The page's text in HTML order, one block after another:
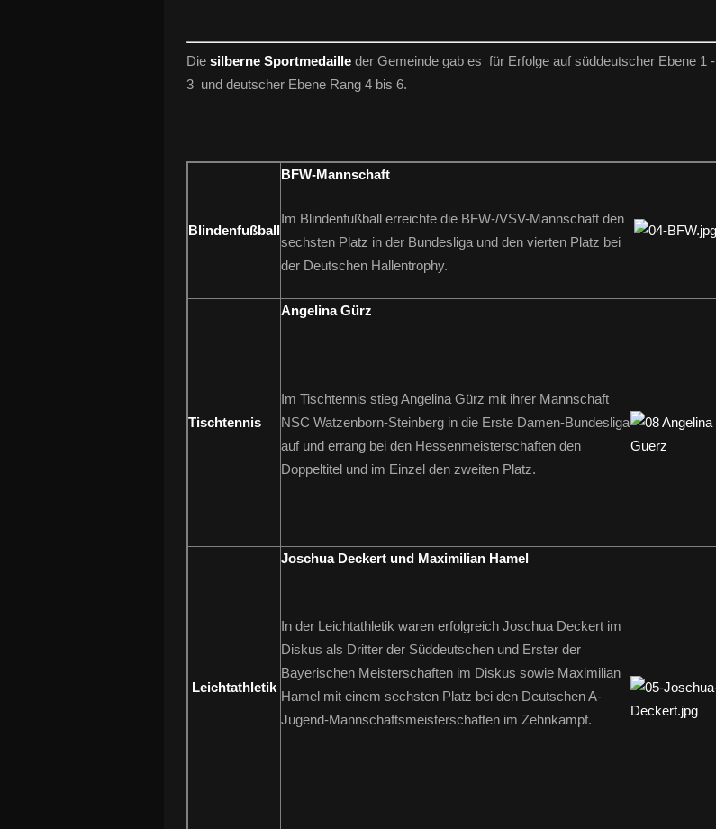
Die silberne Sportmedaille der Gemeinde gab es für Erfolge auf süddeutscher Ebene 1 -
3 und deutscher Ebene Rang 4 bis 6.
Blindenfußball
BFW-Mannschaft
Im Blindenfußball erreichte die BFW-/VSV-Mannschaft den
sechsten Platz in der Bundesliga und den vierten Platz bei
der Deutschen Hallentrophy.
Tischtennis
Angelina Gürz
Im Tischtennis stieg Angelina Gürz mit ihrer Mannschaft
NSC Watzenborn-Steinberg in die Erste Damen-Bundesliga
auf und errang bei den Hessenmeisterschaften den
Doppeltitel und im Einzel den zweiten Platz.
Leichtathletik
Joschua Deckert und Maximilian Hamel
In der Leichtathletik waren erfolgreich Joschua Deckert im
Diskus als Dritter der Süddeutschen und Erster der
Bayerischen Meisterschaften im Diskus sowie Maximilian
Hamel mit einem sechsten Platz bei den Deutschen A-
Jugend-Mannschaftsmeisterschaften im Zehnkampf.